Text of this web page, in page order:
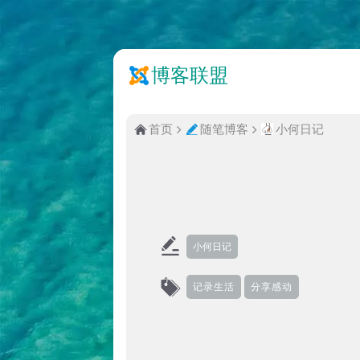
博客联盟
首页 随笔博客 小何日记
小何日记
记录生活 分享感动